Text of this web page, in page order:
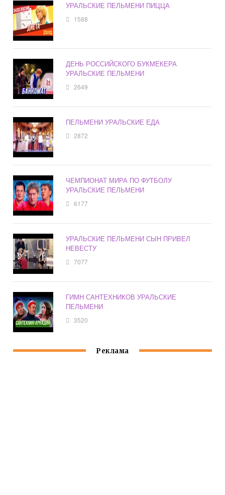
УРАЛЬСКИЕ ПЕЛЬМЕНИ ПИЦЦА
1588
ДЕНЬ РОССИЙСКОГО БУКМЕКЕРА
УРАЛЬСКИЕ ПЕЛЬМЕНИ
2649
ПЕЛЬМЕНИ УРАЛЬСКИЕ ЕДА
2872
ЧЕМПИОНАТ МИРА ПО ФУТБОЛУ
УРАЛЬСКИЕ ПЕЛЬМЕНИ
6177
УРАЛЬСКИЕ ПЕЛЬМЕНИ СЫН ПРИВЕЛ
НЕВЕСТУ
7077
ГИМН САНТЕХНИКОВ УРАЛЬСКИЕ
ПЕЛЬМЕНИ
3520
Реклама